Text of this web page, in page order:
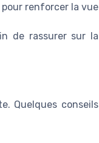
pour renforcer la vue
de rassurer sur la
Quelques conseils